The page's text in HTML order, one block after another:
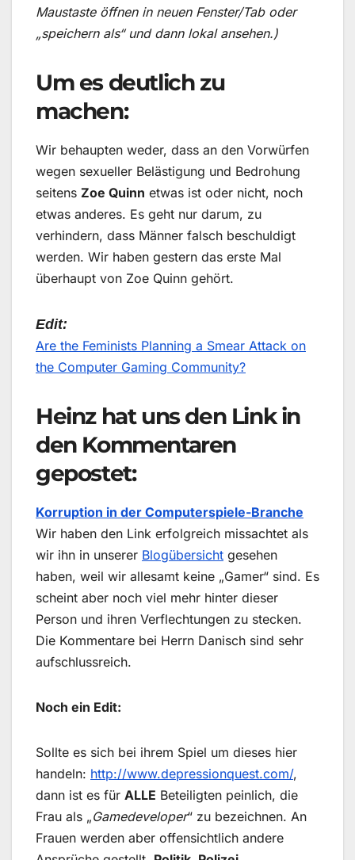
Maustaste öffnen in neuen Fenster/Tab oder
„speichern als“ und dann lokal ansehen.)
Um es deutlich zu
machen:
Wir behaupten weder, dass an den Vorwürfen
wegen sexueller Belästigung und Bedrohung
seitens Zoe Quinn etwas ist oder nicht, noch
etwas anderes. Es geht nur darum, zu
verhindern, dass Männer falsch beschuldigt
werden. Wir haben gestern das erste Mal
überhaupt von Zoe Quinn gehört.
Edit:
Are the Feminists Planning a Smear Attack on
the Computer Gaming Community?
Heinz hat uns den Link in
den Kommentaren
gepostet:
Korruption in der Computerspiele-Branche
Wir haben den Link erfolgreich missachtet als
wir ihn in unserer Blogübersicht gesehen
haben, weil wir allesamt keine „Gamer“ sind. Es
scheint aber noch viel mehr hinter dieser
Person und ihren Verflechtungen zu stecken.
Die Kommentare bei Herrn Danisch sind sehr
aufschlussreich.
Noch ein Edit:
Sollte es sich bei ihrem Spiel um dieses hier
handeln: http://www.depressionquest.com/,
dann ist es für ALLE Beteiligten peinlich, die
Frau als „Gamedeveloper“ zu bezeichnen. An
Frauen werden aber offensichtlich andere